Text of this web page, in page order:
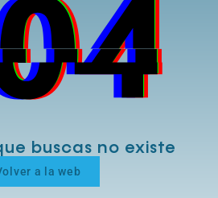
buscas no existe
a la web